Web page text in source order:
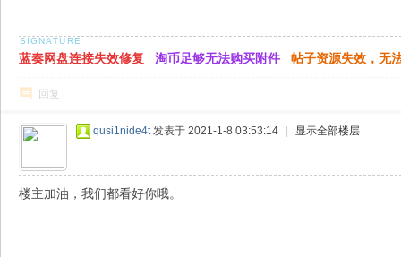
蓝奏网盘连接失效修复 淘币足够无法购买附件 帖子资源失效，无
回复
qusi1nide4t 发表于 2021-1-8 03:53:14 显示全部楼层
楼主加油，我们都看好你哦。